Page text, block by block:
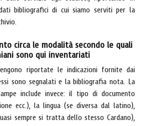
bibliografici di cui siamo serviti per la
circa le modalità secondo le quali
sono qui inventariati
riportate le indicazioni fornite dai
sono segnalati e la bibliografia nota. La
include invece: il tipo di documento
ecc.), la lingua (se diversa dal latino),
sempre si tratta dello stesso Cardano),